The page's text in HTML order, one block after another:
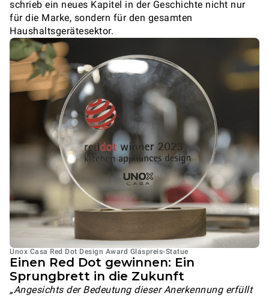
schrieb ein neues Kapitel in der Geschichte nicht nur
für die Marke, sondern für den gesamten
Haushaltsgerätesektor.
Unox Casa Red Dot Design Award Glaspreis-Statue
Einen Red Dot gewinnen: Ein
Sprungbrett in die Zukunft
„Angesichts der Bedeutung dieser Anerkennung erfüllt